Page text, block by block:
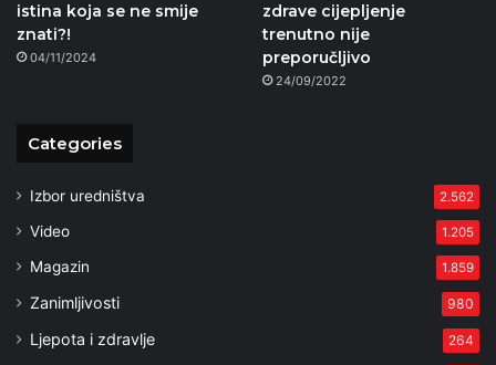
istina koja se ne smije
znati?!
04/11/2024
zdrave cijepljenje
trenutno nije
preporučljivo
24/09/2022
Categories
Izbor uredništva 2.562
Video 1.205
Magazin 1.859
Zanimljivosti 980
Ljepota i zdravlje 264